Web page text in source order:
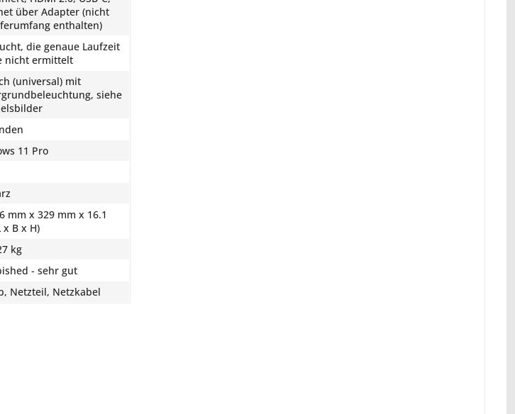
über Adapter (nicht
enthalten)
die genaue Laufzeit
nicht ermittelt
(universal) mit
siehe
11 Pro
mm x 329 mm x 16.1
x B x H)
kg
- sehr gut
Netzteil, Netzkabel